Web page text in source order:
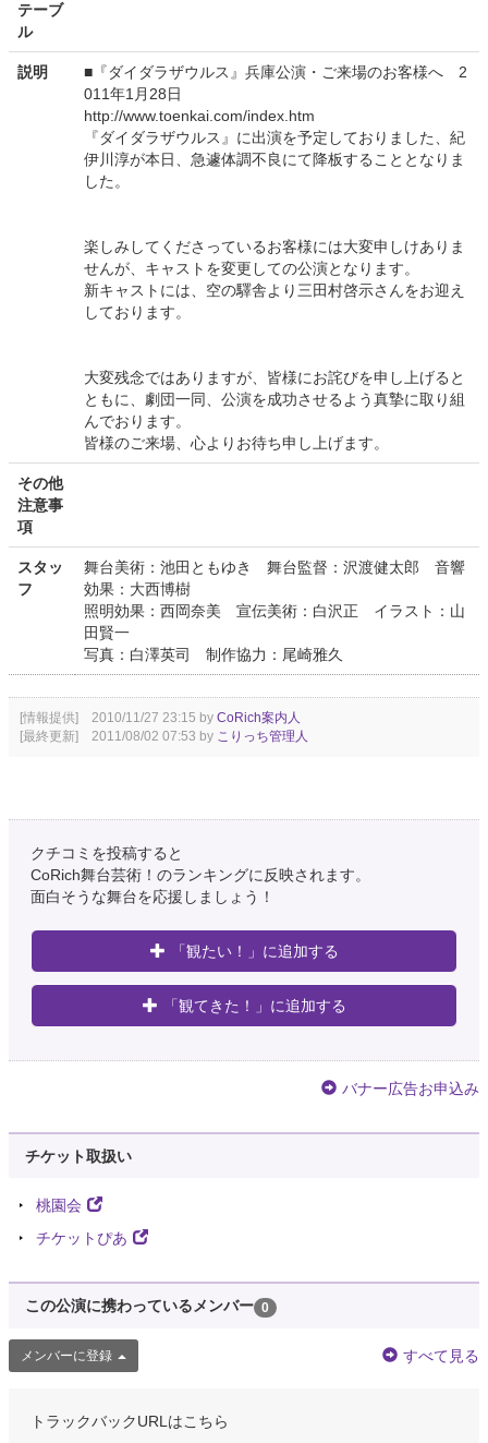
テーブ
ル
説明
■『ダイダラザウルス』兵庫公演・ご来場のお客様へ 2
011年1月28日
http://www.toenkai.com/index.htm
『ダイダラザウルス』に出演を予定しておりました、紀
伊川淳が本日、急遽体調不良にて降板することとなりま
した。
楽しみしてくださっているお客様には大変申しけありま
せんが、キャストを変更しての公演となります。
新キャストには、空の驛舎より三田村啓示さんをお迎え
しております。
大変残念ではありますが、皆様にお詫びを申し上げると
ともに、劇団一同、公演を成功させるよう真摯に取り組
んでおります。
皆様のご来場、心よりお待ち申し上げます。
その他
注意事
項
スタッ
フ
舞台美術：池田ともゆき 舞台監督：沢渡健太郎 音響
効果：大西博樹
照明効果：西岡奈美 宣伝美術：白沢正 イラスト：山
田賢一
写真：白澤英司 制作協力：尾崎雅久
[情報提供] 2010/11/27 23:15 by CoRich案内人
[最終更新] 2011/08/02 07:53 by こりっち管理人
クチコミを投稿すると
CoRich舞台芸術！のランキングに反映されます。
面白そうな舞台を応援しましょう！
「観たい！」に追加する
「観てきた！」に追加する
バナー広告お申込み
チケット取扱い
桃園会
チケットぴあ
この公演に携わっているメンバー 0
メンバーに登録 すべて見る
トラックバックURLはこちら